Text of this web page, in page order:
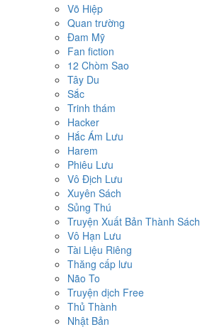
Võ Hiệp
Quan trường
Đam Mỹ
Fan fiction
12 Chòm Sao
Tây Du
Sắc
Trinh thám
Hacker
Hắc Ám Lưu
Harem
Phiêu Lưu
Vô Địch Lưu
Xuyên Sách
Sủng Thú
Truyện Xuất Bản Thành Sách
Vô Hạn Lưu
Tài Liệu Riêng
Thăng cấp lưu
Não To
Truyện dịch Free
Thủ Thành
Nhật Bản